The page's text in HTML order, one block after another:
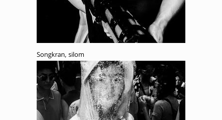
Songkran, silom